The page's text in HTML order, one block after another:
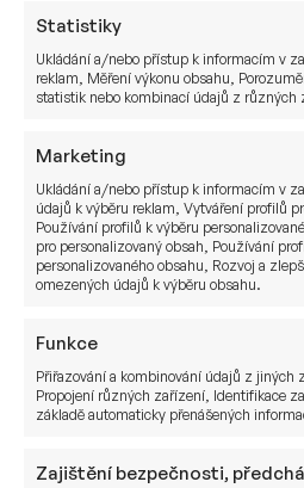
Statistiky
Ukládání a/nebo přístup k informacím v
reklam, Měření výkonu obsahu,
statistik nebo kombinací údajů z různých
Marketing
Ukládání a/nebo přístup k informacím v
údajů k výběru reklam, Vytváření profilů
Používání profilů k výběru
pro personalizovaný obsah, Používání
personalizovaného obsahu, Rozvoj a
omezených údajů k výběru obsahu.
Funkce
Přiřazování a kombinování údajů z jiných
Propojení různých zařízení, Identifikace
základě automaticky přenášených
Zajištění bezpečnosti,
YouTube
ekonomiky, investic a
se k odběru našeho
měsíc můžete poslechnout
investora v rámci